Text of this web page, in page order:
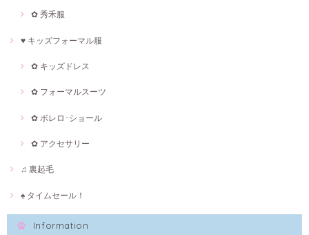
✿ 秀禾服
♥ キッズフォーマル服
✿ キッズドレス
✿ フォーマルスーツ
✿ ボレロ･ショール
✿ アクセサリー
♫ 裏起毛
♠ タイムセール！
Information